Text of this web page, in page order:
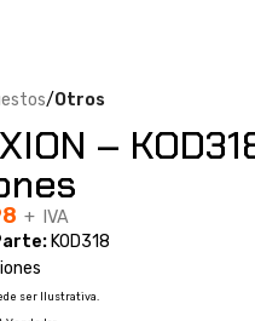
Otros
–
+ IVA
KOD318
ser Ilustrativa.